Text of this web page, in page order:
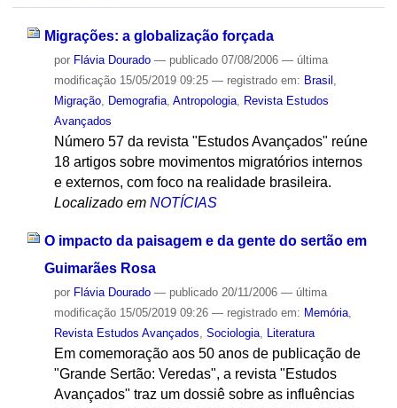
Migrações: a globalização forçada
por Flávia Dourado — publicado07/08/2006 — última
modificação15/05/2019 09:25 — registrado em: Brasil
Migração, Demografia, Antropologia,
Revista Estudos
Avançados
Número 57 da revista "Estudos Avançados" reúne
18 artigos sobre movimentos migratórios internos
e externos, com foco na realidade brasileira.
Localizado em NOTÍCIAS
O impacto da paisagem e da gente do sertão em
Guimarães Rosa
por Flávia Dourado — publicado20/11/2006 — última
modificação15/05/2019 09:26 — registrado em: Memória,
Revista Estudos Avançados Sociologia, Literatura
Em comemoração aos 50 anos de publicação de
"Grande Sertão: Veredas", a revista "Estudos
Avançados" traz um dossiê sobre as influências